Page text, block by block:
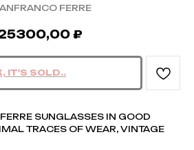
FERRE
₽
SUNGLASSES IN GOOD
TRACES OF WEAR, VINTAGE